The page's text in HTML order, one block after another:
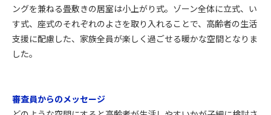
ングを兼ねる畳敷きの居室は小上がり式。ゾーン全体に立式、い
す式、座式のそれぞれのよさを取り入れることで、高齢者の生活
支援に配慮した、家族全員が楽しく過ごせる暖かな空間となりま
した。
審査員からのメッセージ